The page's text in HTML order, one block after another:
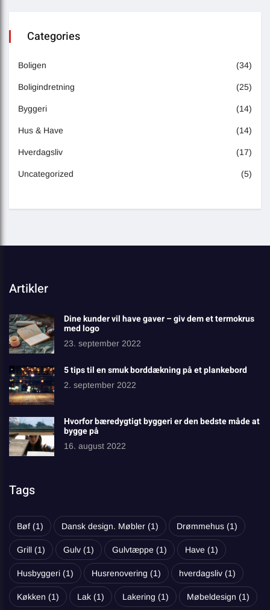
Categories
Boligen (34)
Boligindretning (25)
Byggeri (14)
Hus & Have (14)
Hverdagsliv (17)
Uncategorized (5)
Artikler
Dine kunder vil have gaver – giv dem et termokrus
med logo
23. september 2022
5 tips til en smuk borddækning på et plankebord
2. september 2022
Hvorfor bæredygtigt byggeri er den bedste måde at
bygge på
16. august 2022
Tags
Bøf (1) Dansk design. Møbler (1) Drømmehus (1)
Grill (1) Gulv (1) Gulvtæppe (1) Have (1)
Husbyggeri (1) Husrenovering (1) hverdagsliv (1)
Køkken (1) Lak (1) Lakering (1) Møbeldesign (1)